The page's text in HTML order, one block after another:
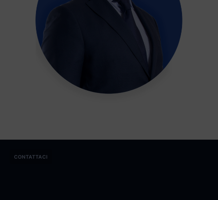
CONTATTACI